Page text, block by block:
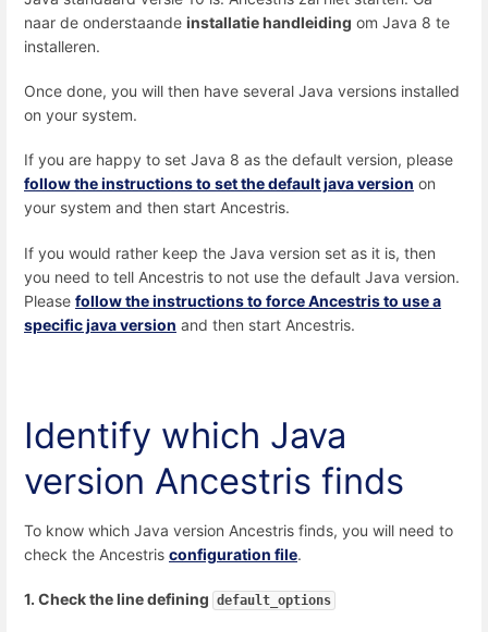
naar de onderstaande installatie handleiding om Java 8 te
installeren.
Once done, you will then have several Java versions installed
on your system.
If you are happy to set Java 8 as the default version, please
follow the instructions to set the default java version on
your system and then start Ancestris.
If you would rather keep the Java version set as it is, then
you need to tell Ancestris to not use the default Java version.
Please follow the instructions to force Ancestris to use a
specific java version and then start Ancestris.
Identify which Java
version Ancestris finds
To know which Java version Ancestris finds, you will need to
check the Ancestris configuration file.
1. Check the line defining default_options